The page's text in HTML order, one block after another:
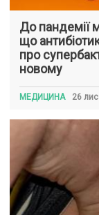
До пандемії
що
про
новому
МЕДИЦИНА 26